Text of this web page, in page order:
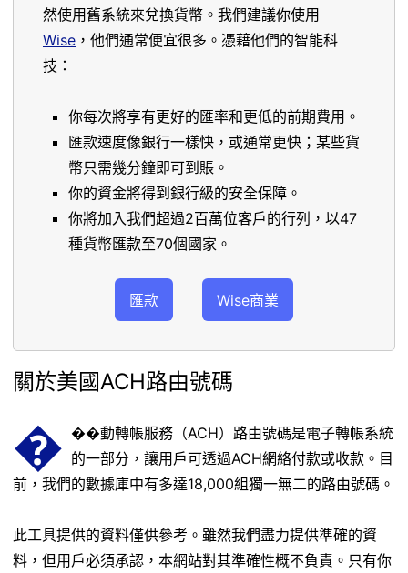
然使用舊系統來兌換貨幣。我們建議你使用
Wise ，他們通常便宜很多。憑藉他們的智能科
技：
你每次將享有更好的匯率和更低的前期費用。
匯款速度像銀行一樣快，或通常更快；某些貨
幣只需幾分鐘即可到賬。
你的資金將得到銀行級的安全保障。
你將加入我們超過2百萬位客戶的行列，以47
種貨幣匯款至70個國家。
匯款 Wise商業
關於美國ACH路由號碼
� ��動轉帳服務（ACH）路由號碼是電子轉帳系統
的一部分，讓用戶可透過ACH網絡付款或收款。目
前，我們的數據庫中有多達18,000組獨一無二的路由號碼。
此工具提供的資料僅供參考。雖然我們盡力提供準確的資
料，但用戶必須承認，本網站對其準確性概不負責。只有你